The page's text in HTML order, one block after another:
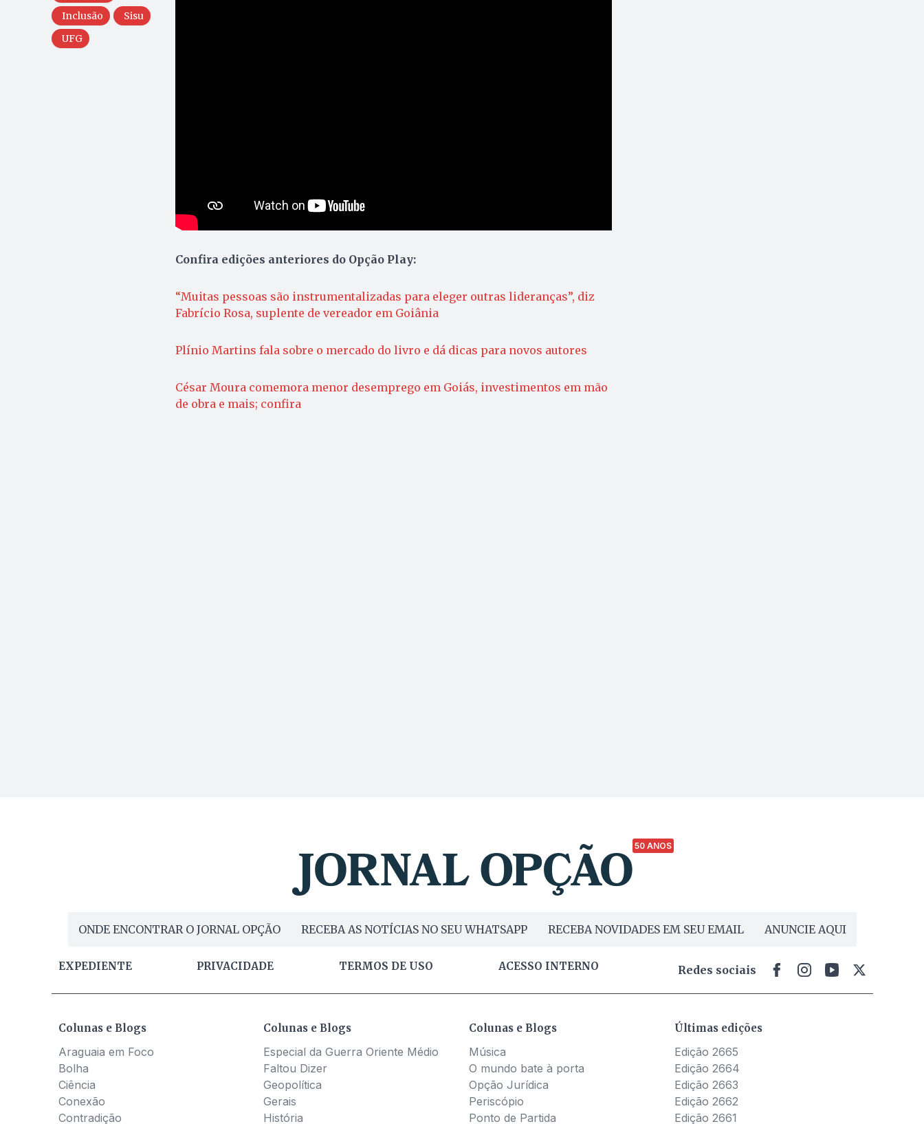
Inclusão
Sisu
UFG
Confira edições anteriores do Opção Play:
“Muitas pessoas são instrumentalizadas para eleger outras lideranças”, diz
Fabrício Rosa, suplente de vereador em Goiânia
Plínio Martins fala sobre o mercado do livro e dá dicas para novos autores
César Moura comemora menor desemprego em Goiás, investimentos em mão
de obra e mais; confira
50 ANOS
ONDE ENCONTRAR O JORNAL OPÇÃO RECEBA AS NOTÍCIAS NO SEU WHATSAPP RECEBA NOVIDADES EM SEU EMAIL ANUNCIE AQUI
EXPEDIENTE PRIVACIDADE TERMOS DE USO ACESSO INTERNO Redes sociais
Colunas e Blogs
Araguaia em Foco
Bolha
Ciência
Conexão
Contradição
Colunas e Blogs
Especial da Guerra Oriente Médio
Faltou Dizer
Geopolítica
Gerais
História
Colunas e Blogs
Música
O mundo bate à porta
Opção Jurídica
Periscópio
Ponto de Partida
Últimas edições
Edição 2665
Edição 2664
Edição 2663
Edição 2662
Edição 2661